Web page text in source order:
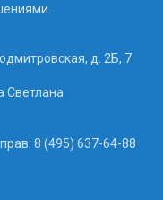
д. 2Б, 7
Светлана
8 (495) 637-64-88